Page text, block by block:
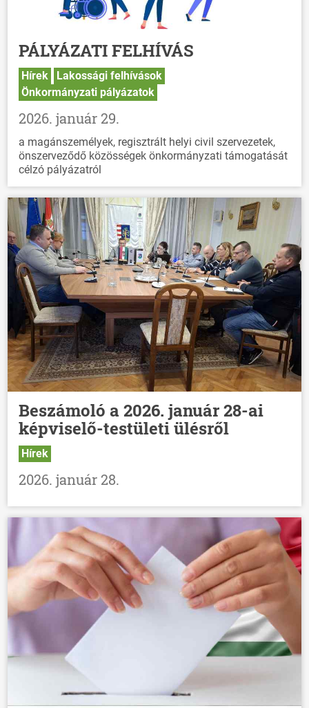
PÁLYÁZATI FELHÍVÁS
Hírek
Lakossági felhívások
Önkormányzati pályázatok
2026. január 29.
a magánszemélyek, regisztrált helyi civil szervezetek,
önszerveződő közösségek önkormányzati támogatását
célzó pályázatról
Beszámoló a 2026. január 28-ai
képviselő-testületi ülésről
Hírek
2026. január 28.